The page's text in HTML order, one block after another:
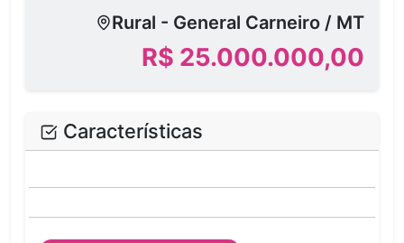
Rural - General Carneiro / MT
R$ 25.000.000,00
Características